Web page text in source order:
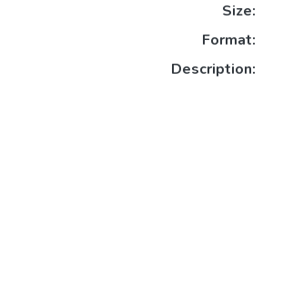
Size:
Format:
Description: